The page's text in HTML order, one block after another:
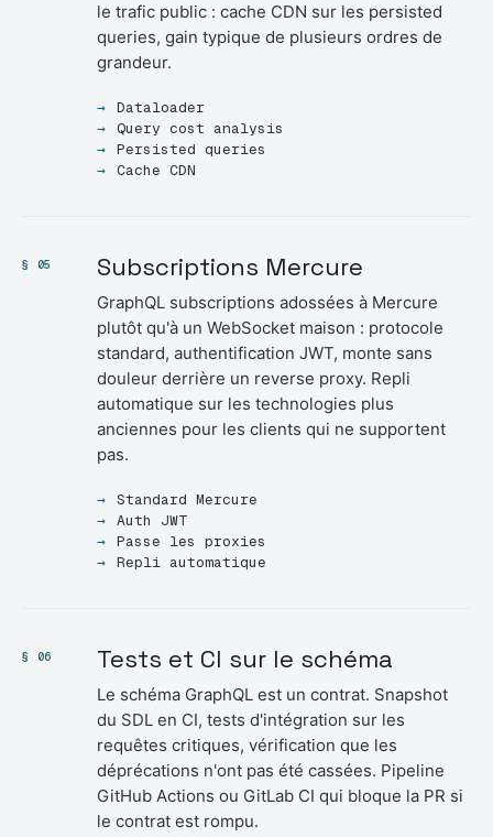
le trafic public : cache CDN sur les persisted
queries, gain typique de plusieurs ordres de
grandeur.
Dataloader
Query cost analysis
Persisted queries
Cache CDN
§ 05 Subscriptions Mercure
GraphQL subscriptions adossées à Mercure
plutôt qu'à un WebSocket maison : protocole
standard, authentification JWT, monte sans
douleur derrière un reverse proxy. Repli
automatique sur les technologies plus
anciennes pour les clients qui ne supportent
pas.
Standard Mercure
Auth JWT
Passe les proxies
Repli automatique
§ 06 Tests et CI sur le schéma
Le schéma GraphQL est un contrat. Snapshot
du SDL en CI, tests d'intégration sur les
requêtes critiques, vérification que les
déprécations n'ont pas été cassées. Pipeline
GitHub Actions ou GitLab CI qui bloque la PR si
le contrat est rompu.